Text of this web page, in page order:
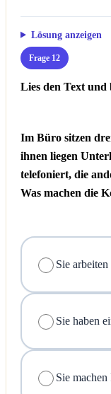
Lösung anzeigen
Frage 12
Lies den Text und
Im Büro sitzen
ihnen liegen
telefoniert, die
Was machen die
Sie
Sie haben
Sie machen